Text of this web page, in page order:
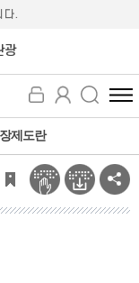
다.
광
전
체
뉴
보
기
제도란